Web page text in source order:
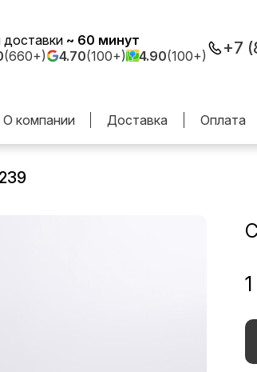
доставки ~ 60 минут
(660+) 4.70(100+) 4.90(100+) +7
О компании Доставка Оплата